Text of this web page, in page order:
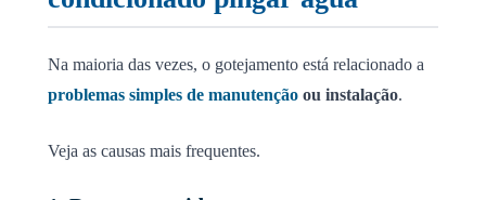
Na maioria das vezes, o gotejamento está relacionado a
problemas simples de manutenção ou instalação.
Veja as causas mais frequentes.